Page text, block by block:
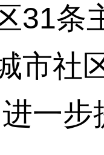
31条
市社
一步